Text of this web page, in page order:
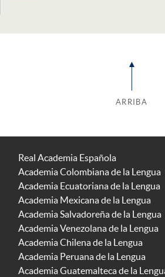
ARRIBA
Real Academia Española
Academia Colombiana de la Lengua
Academia Ecuatoriana de la Lengua
Academia Mexicana de la Lengua
Academia Salvadoreña de la Lengua
Academia Venezolana de la Lengua
Academia Chilena de la Lengua
Academia Peruana de la Lengua
Academia Guatemalteca de la